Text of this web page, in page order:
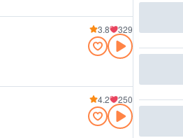
3.8 329
4.2 250